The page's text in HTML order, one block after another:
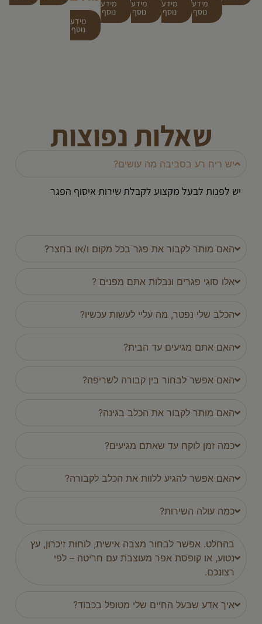
מידע
נוסף
מידע
נוסף
מידע
נוסף
מידע
נוסף
מידע
נוסף
שאלות נפוצות
יש ריח רע בסביבה מה עושים?
יש לפנות לבעל מקצוע לקבלת שירות איסוף הפגר
האם מותר לקבור את פגר בכל מקום ו/או בחצר?
אלו סוגי פגרים ונבלות אתם מפנים ?
הכלב שלי נפטר, מה עליי לעשות עכשיו?
האם אתם מגיעים עד הבית?
האם אפשר לבחור בין קבורה לשריפה?
האם מותר לקבור את הכלב בגינה?
כמה זמן לוקח עד שאתם מגיעים?
האם אפשר להגיע ללוות את הכלב לקבורה?
כמה עולה השירות?
בהחלט. אפשר לבחור מצבה אישית, לוחות זיכרון, עץ
נטוע, או קופסת אפר מעוצבת עם חריטה – לפי
רצונכם.
איך אדע שבעל החיים שלי מטופל בכבוד?